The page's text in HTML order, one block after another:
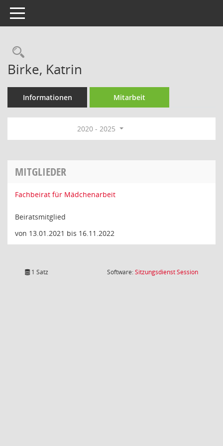
Toggle navigation
Rechercheauswahl
Birke, Katrin
Informationen Mitarbeit
2020 - 2025
MITGLIEDER
Fachbeirat für Mädchenarbeit
Beiratsmitglied
von 13.01.2021 bis 16.11.2022
1 Satz Software:SitzungsdienstSession(Wird in